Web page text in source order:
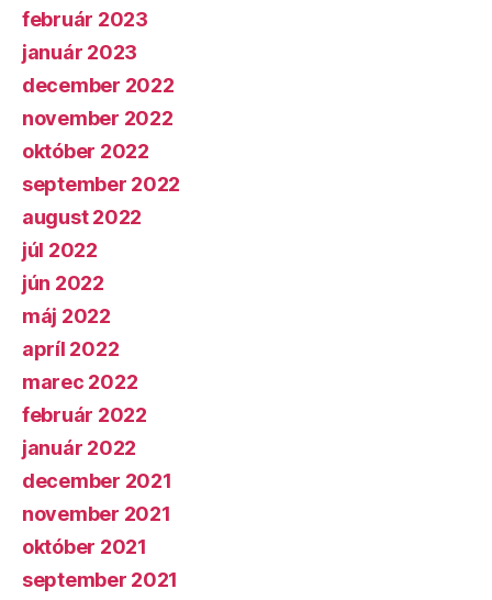
február 2023
január 2023
december 2022
november 2022
október 2022
september 2022
august 2022
júl 2022
jún 2022
máj 2022
apríl 2022
marec 2022
február 2022
január 2022
december 2021
november 2021
október 2021
september 2021